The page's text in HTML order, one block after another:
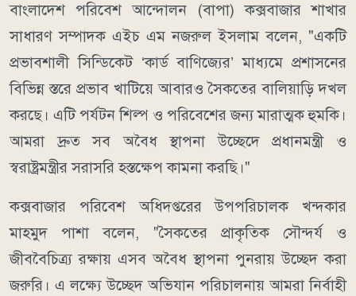
বাংলাদেশ পরিবেশ আন্দোলন (বাপা) কক্সবাজার শাখার
সাধারণ সম্পাদক এইচ এম নজরুল ইসলাম বলেন, "একটি
প্রভাবশালী সিন্ডিকেট ‘কার্ড বাণিজ্যের’ মাধ্যমে প্রশাসনের
বিভিন্ন স্তরে প্রভাব খাটিয়ে আবারও সৈকতের বালিয়াড়ি দখল
করছে। এটি পর্যটন শিল্প ও পরিবেশের জন্য মারাত্মক হুমকি।
আমরা দ্রুত সব অবৈধ স্থাপনা উচ্ছেদে প্রধানমন্ত্রী ও
স্বরাষ্ট্রমন্ত্রীর সরাসরি হস্তক্ষেপ কামনা করছি।"
কক্সবাজার পরিবেশ অধিদপ্তরের উপপরিচালক খন্দকার
মাহমুদ পাশা বলেন, "সৈকতের প্রাকৃতিক সৌন্দর্য ও
জীববৈচিত্র্য রক্ষায় এসব অবৈধ স্থাপনা পুনরায় উচ্ছেদ করা
জরুরি। এ লক্ষ্যে উচ্ছেদ অভিযান পরিচালনায় আমরা নির্বাহী